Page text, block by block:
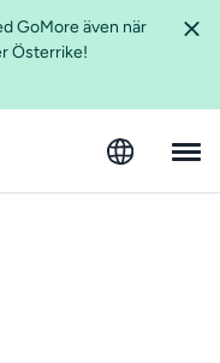
GoMore även när
Österrike!